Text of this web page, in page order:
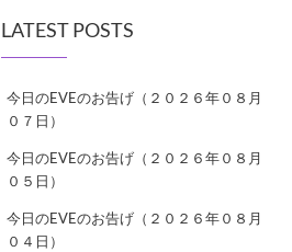
LATEST POSTS
今日のEVEのお告げ（２０２６年０８月
０７日）
今日のEVEのお告げ（２０２６年０８月
０５日）
今日のEVEのお告げ（２０２６年０８月
０４日）